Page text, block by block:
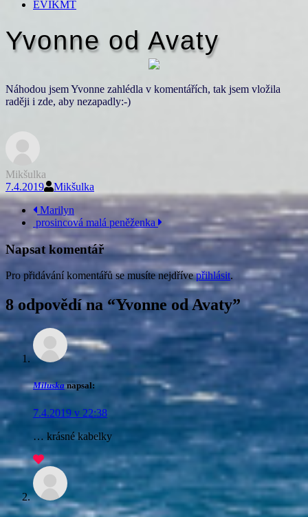
EVIKMT
Yvonne od Avaty
Náhodou jsem Yvonne zahlédla v komentářích, tak jsem vložila
raději i zde, aby nezapadly:-)
Mikšulka
7.4.2019
Mikšulka
Navigace
příspěvku
Marilyn
prosincová malá peněženka
Napsat komentář
Pro přidávání komentářů se musíte nejdřívepřihlásit.
8 odpovědí na “Yvonne od Avaty”
Miluska napsal:
7.4.2019 v 22:38
… krásné kabelky